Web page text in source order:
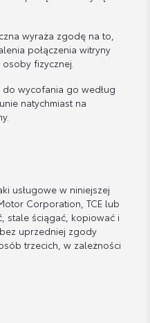
wyraża zgodę na to,
połączenia witryny
osoby fizycznej.
wycofania go według
natychmiast na
usługowe w niniejszej
Corporation, TCE lub
stale ściągać, kopiować i
uprzedniej zgody
trzecich, w zależności